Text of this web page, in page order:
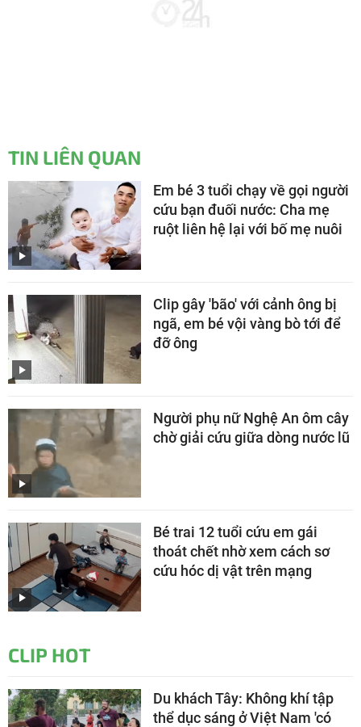
TIN LIÊN QUAN
Em bé 3 tuổi chạy về gọi người
cứu bạn đuối nước: Cha mẹ
ruột liên hệ lại với bố mẹ nuôi
Clip gây 'bão' với cảnh ông bị
ngã, em bé vội vàng bò tới để
đỡ ông
Người phụ nữ Nghệ An ôm cây
chờ giải cứu giữa dòng nước lũ
Bé trai 12 tuổi cứu em gái
thoát chết nhờ xem cách sơ
cứu hóc dị vật trên mạng
CLIP HOT
Du khách Tây: Không khí tập
thể dục sáng ở Việt Nam 'có